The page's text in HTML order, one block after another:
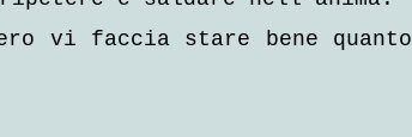
vi faccia stare bene quanto